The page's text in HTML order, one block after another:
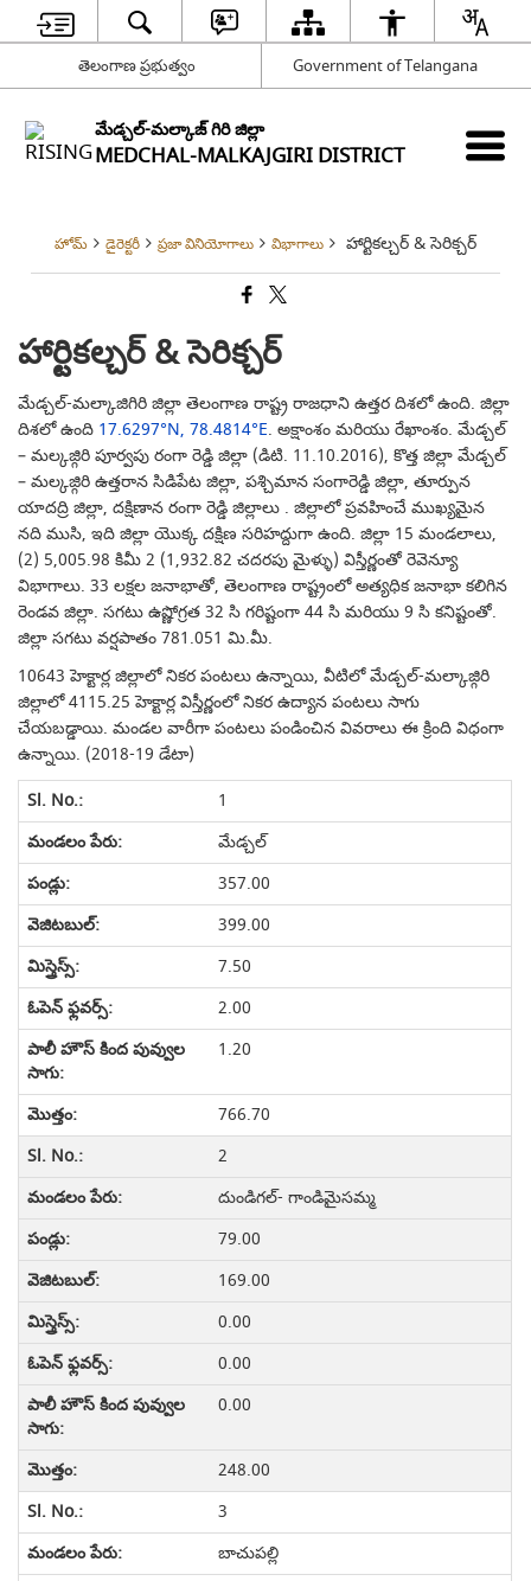
తెలంగాణ ప్రభుత్వం Government of Telangana
మేడ్చల్-మల్కాజ్ గిరి జిల్లా
MEDCHAL-MALKAJGIRI DISTRICT
హోమ్ డైరెక్టరీ ప్రజా వినియోగాలు విభాగాలు హార్టికల్చర్ & సెరిక్చర్
హార్టికల్చర్ & సెరిక్చర్
మేడ్చల్-మల్కాజిగిరి జిల్లా తెలంగాణ రాష్ట్ర రాజధాని ఉత్తర దిశలో ఉంది. జిల్లా
దిశలో ఉంది 17.6297°N, 78.4814°E. అక్షాంశం మరియు రేఖాంశం. మేడ్చల్
– మల్కజ్గిరి పూర్వపు రంగా రెడ్డి జిల్లా (డిటి. 11.10.2016), కొత్త జిల్లా మేడ్చల్
– మల్కజ్గిరి ఉత్తరాన సిడిపేట జిల్లా, పశ్చిమాన సంగారెడ్డి జిల్లా, తూర్పున
యాదద్రి జిల్లా, దక్షిణాన రంగా రెడ్డి జిల్లాలు . జిల్లాలో ప్రవహించే ముఖ్యమైన
నది ముసి, ఇది జిల్లా యొక్క దక్షిణ సరిహద్దుగా ఉంది. జిల్లా 15 మండలాలు,
(2) 5,005.98 కిమీ 2 (1,932.82 చదరపు మైళ్ళు) విస్తీర్ణంతో రెవెన్యూ
విభాగాలు. 33 లక్షల జనాభాతో, తెలంగాణ రాష్ట్రంలో అత్యధిక జనాభా కలిగిన
రెండవ జిల్లా. సగటు ఉష్ణోగ్రత 32 సి గరిష్టంగా 44 సి మరియు 9 సి కనిష్టంతో.
జిల్లా సగటు వర్షపాతం 781.051 మి.మీ.
10643 హెక్టార్ల జిల్లాలో నికర పంటలు ఉన్నాయి, వీటిలో మేడ్చల్-మల్కాజ్గిరి
జిల్లాలో 4115.25 హెక్టార్ల విస్తీర్ణంలో నికర ఉద్యాన పంటలు సాగు
చేయబడ్డాయి. మండల వారీగా పంటలు పండించిన వివరాలు ఈ క్రింది విధంగా
ఉన్నాయి. (2018-19 డేటా)
1
మేడ్చల్
357.00
399.00
7.50
2.00
1.20
766.70
2
దుండిగల్- గాండిమైసమ్మ
79.00
169.00
0.00
0.00
0.00
248.00
3
బాచుపల్లి